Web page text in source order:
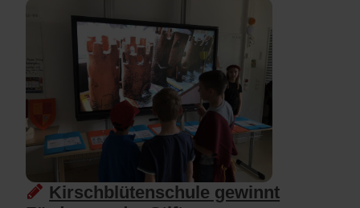
Kirschblütenschule gewinnt